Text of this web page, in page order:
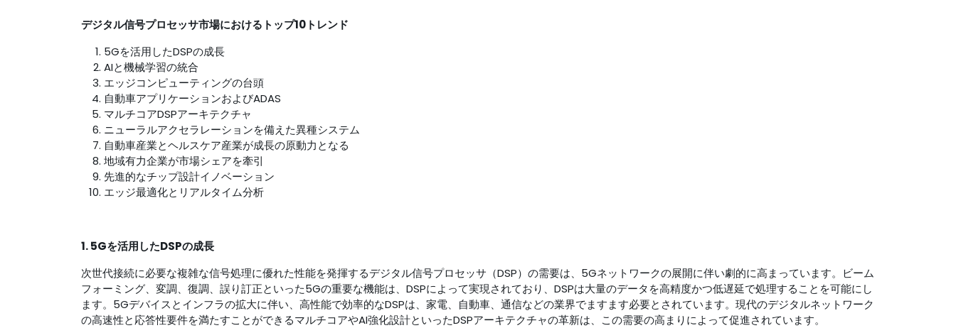
デジタル信号プロセッサ市場におけるトップ10トレンド
5Gを活用したDSPの成長
AIと機械学習の統合
エッジコンピューティングの台頭
自動車アプリケーションおよびADAS
マルチコアDSPアーキテクチャ
ニューラルアクセラレーションを備えた異種システム
自動車産業とヘルスケア産業が成長の原動力となる
地域有力企業が市場シェアを牽引
先進的なチップ設計イノベーション
エッジ最適化とリアルタイム分析
1. 5Gを活用したDSPの成長
次世代接続に必要な複雑な信号処理に優れた性能を発揮するデジタル信号プロセッサ（DSP）の需要は、5Gネットワ​​ークの展開に伴い劇的に高まっています。ビーム
フォーミング、変調、復調、誤り訂正といった5Gの重要な機能は、DSPによって実現されており、DSPは大量のデータを高精度かつ低遅延で処理することを可能にし
ます。5Gデバイスとインフラの拡大に伴い、高性能で効率的なDSPは、家電、自動車、通信などの業界でますます必要とされています。現代のデジタルネットワーク
の高速性と応答性要件を満たすことができるマルチコアやAI強化設計といったDSPアーキテクチャの革新は、この需要の高まりによって促進されています。